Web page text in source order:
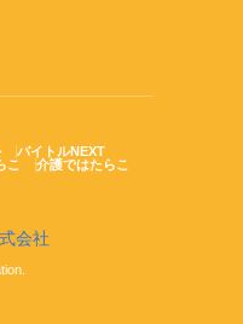
バイトルNEXT
こ 介護ではたらこ